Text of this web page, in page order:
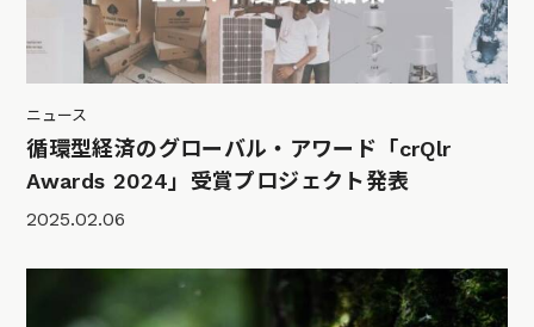
ニュース
循環型経済のグローバル・アワード「crQlr
Awards 2024」受賞プロジェクト発表
2025.02.06